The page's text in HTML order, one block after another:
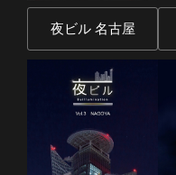
夜ビル 名古屋